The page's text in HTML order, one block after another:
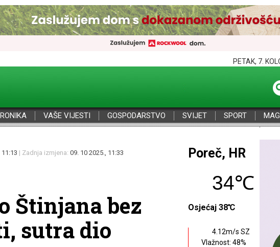
PETAK, 7.
VAŠE VIJESTI GOSPODARSTVO SVIJET SPORT
11:13 | Zadnja izmjena: 09. 10 2025., 11:33
Štinjana bez
sutra dio
Poreč, HR
34℃
Osjećaj 38℃
4.12m/s SZ
Vlažnost: 48%